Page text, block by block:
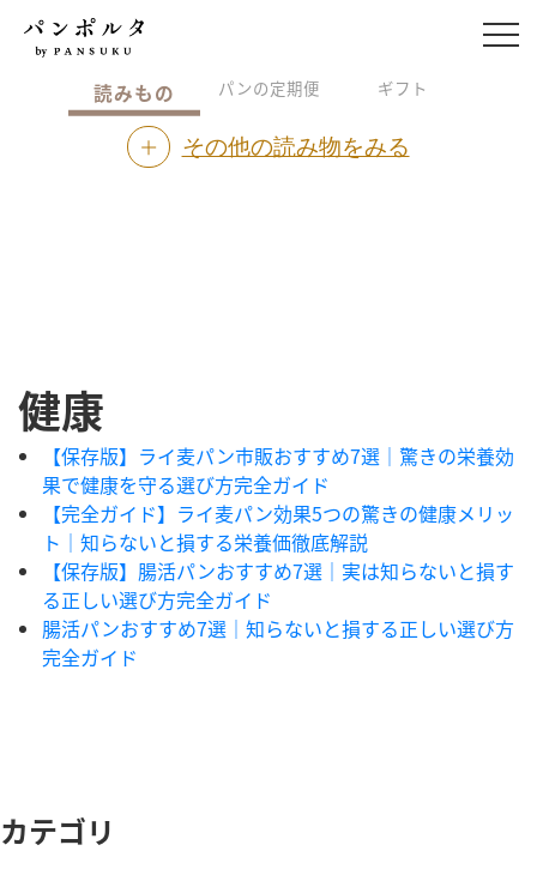
読みもの パンの定期便 ギフト
その他の読み物をみる
健康
【保存版】ライ麦パン市販おすすめ7選｜驚きの栄養効
果で健康を守る選び方完全ガイド
【完全ガイド】ライ麦パン効果5つの驚きの健康メリッ
ト｜知らないと損する栄養価徹底解説
【保存版】腸活パンおすすめ7選｜実は知らないと損す
る正しい選び方完全ガイド
腸活パンおすすめ7選｜知らないと損する正しい選び方
完全ガイド
カテゴリ